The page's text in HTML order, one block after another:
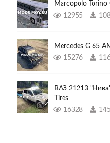
Marcopolo Torino
12955
Mercedes G 65
15276
ВАЗ 21213
Tires
16328